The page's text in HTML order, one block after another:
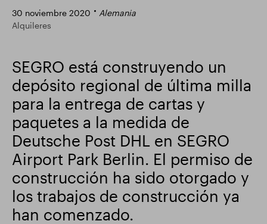
30 noviembre 2020
Alemania
Alquileres
SEGRO está construyendo un
depósito regional de última milla
para la entrega de cartas y
paquetes a la medida de
Deutsche Post DHL en SEGRO
Airport Park Berlin. El permiso de
construcción ha sido otorgado y
los trabajos de construcción ya
han comenzado.